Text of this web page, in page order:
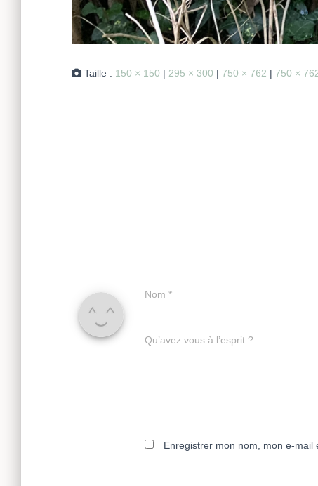
Taille : 150 × 150 | 295 × 300 | 750 × 762 | 750 ×
Nom *
Qu’avez vous à l’esprit ?
Enregistrer mon nom, mon e-mail